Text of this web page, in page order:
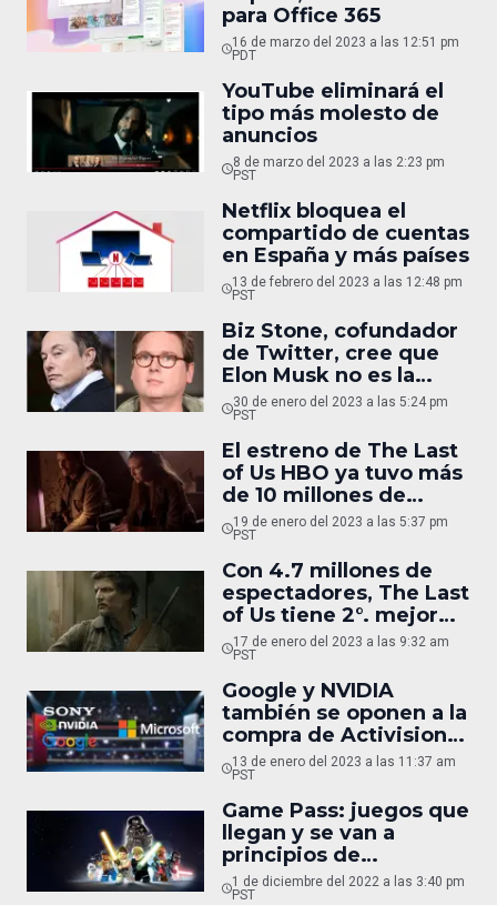
para Office 365
16 de marzo del 2023 a las 12:51 pm
PDT
YouTube eliminará el
tipo más molesto de
anuncios
8 de marzo del 2023 a las 2:23 pm
PST
Netflix bloquea el
compartido de cuentas
en España y más países
13 de febrero del 2023 a las 12:48 pm
PST
Biz Stone, cofundador
de Twitter, cree que
Elon Musk no es la
persona correcta para
la red social
30 de enero del 2023 a las 5:24 pm
PST
El estreno de The Last
of Us HBO ya tuvo más
de 10 millones de
vistas en Estados
Unidos
19 de enero del 2023 a las 5:37 pm
PST
Con 4.7 millones de
espectadores, The Last
of Us tiene 2°. mejor
estreno de HBO en 12
años
17 de enero del 2023 a las 9:32 am
PST
Google y NVIDIA
también se oponen a la
compra de Activision
por parte de Microsoft
13 de enero del 2023 a las 11:37 am
PST
Game Pass: juegos que
llegan y se van a
principios de
diciembre 2022
1 de diciembre del 2022 a las 3:40 pm
PST